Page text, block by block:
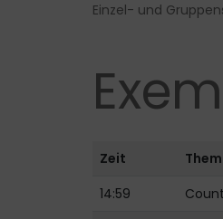
Einzel- und
Zeit
14:59